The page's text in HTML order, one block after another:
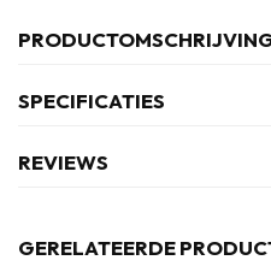
SPECIFICATIES
REVIEWS
GERELATEERDE